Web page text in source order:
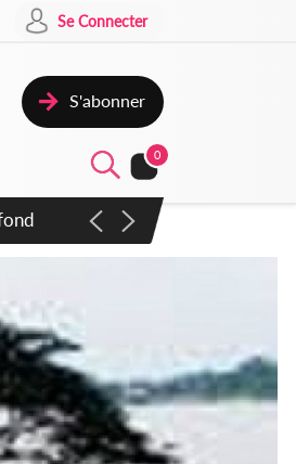
Se Connecter
S'abonner
0